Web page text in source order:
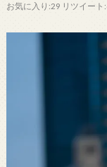
お気に入り:29 リツイー